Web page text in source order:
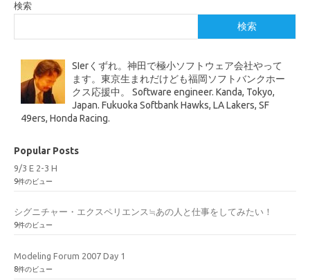
検索
検索
SIerくずれ。神田で極小ソフトウェア会社やって
ます。東京生まれだけども福岡ソフトバンクホー
クス応援中。 Software engineer. Kanda, Tokyo,
Japan. Fukuoka Softbank Hawks, LA Lakers, SF
49ers, Honda Racing.
Popular Posts
9/3 E 2-3 H
9件のビュー
シグニチャー・エクスペリエンス≒あの人と仕事をしてみたい！
9件のビュー
Modeling Forum 2007 Day 1
8件のビュー